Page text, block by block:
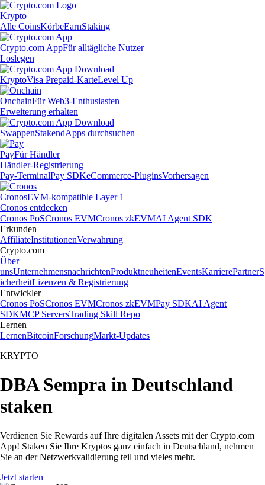
Krypto
Alle CoinsKörbeEarnStaking
Crypto.com AppFür alltägliche Nutzer
Loslegen
KryptoVisa Prepaid-KarteLevel Up
OnchainFür Web3-Enthusiasten
Erweiterung erhalten
SwappenStakendApps durchsuchen
PayFür Händler
Händler-Registrierung
Pay-TerminalPay SDKeCommerce-PluginsVorhersagen
CronosEVM-kompatible Layer 1
Cronos entdecken
Cronos PoSCronos EVMCronos zkEVMAI Agent SDK
Erkunden
AffiliateInstitutionenVerwahrung
Crypto.com
Über
unsUnternehmensnachrichtenProduktneuheitenEventsKarrierePartnerS
icherheitLizenzen & Registrierung
Entwickler
Cronos PoSCronos EVMCronos zkEVMPay SDKAI Agent
SDKMCP ServersTrading Skill Repo
Lernen
LernenBitcoinForschungMarkt-Updates
KRYPTO
DBA Sempra in Deutschland
staken
Verdienen Sie Rewards auf Ihre digitalen Assets mit der Crypto.com
App! Staken Sie Ihre Kryptos ganz einfach in Deutschland, nehmen
Sie an der Netzwerkvalidierung teil und vieles mehr.
Jetzt starten